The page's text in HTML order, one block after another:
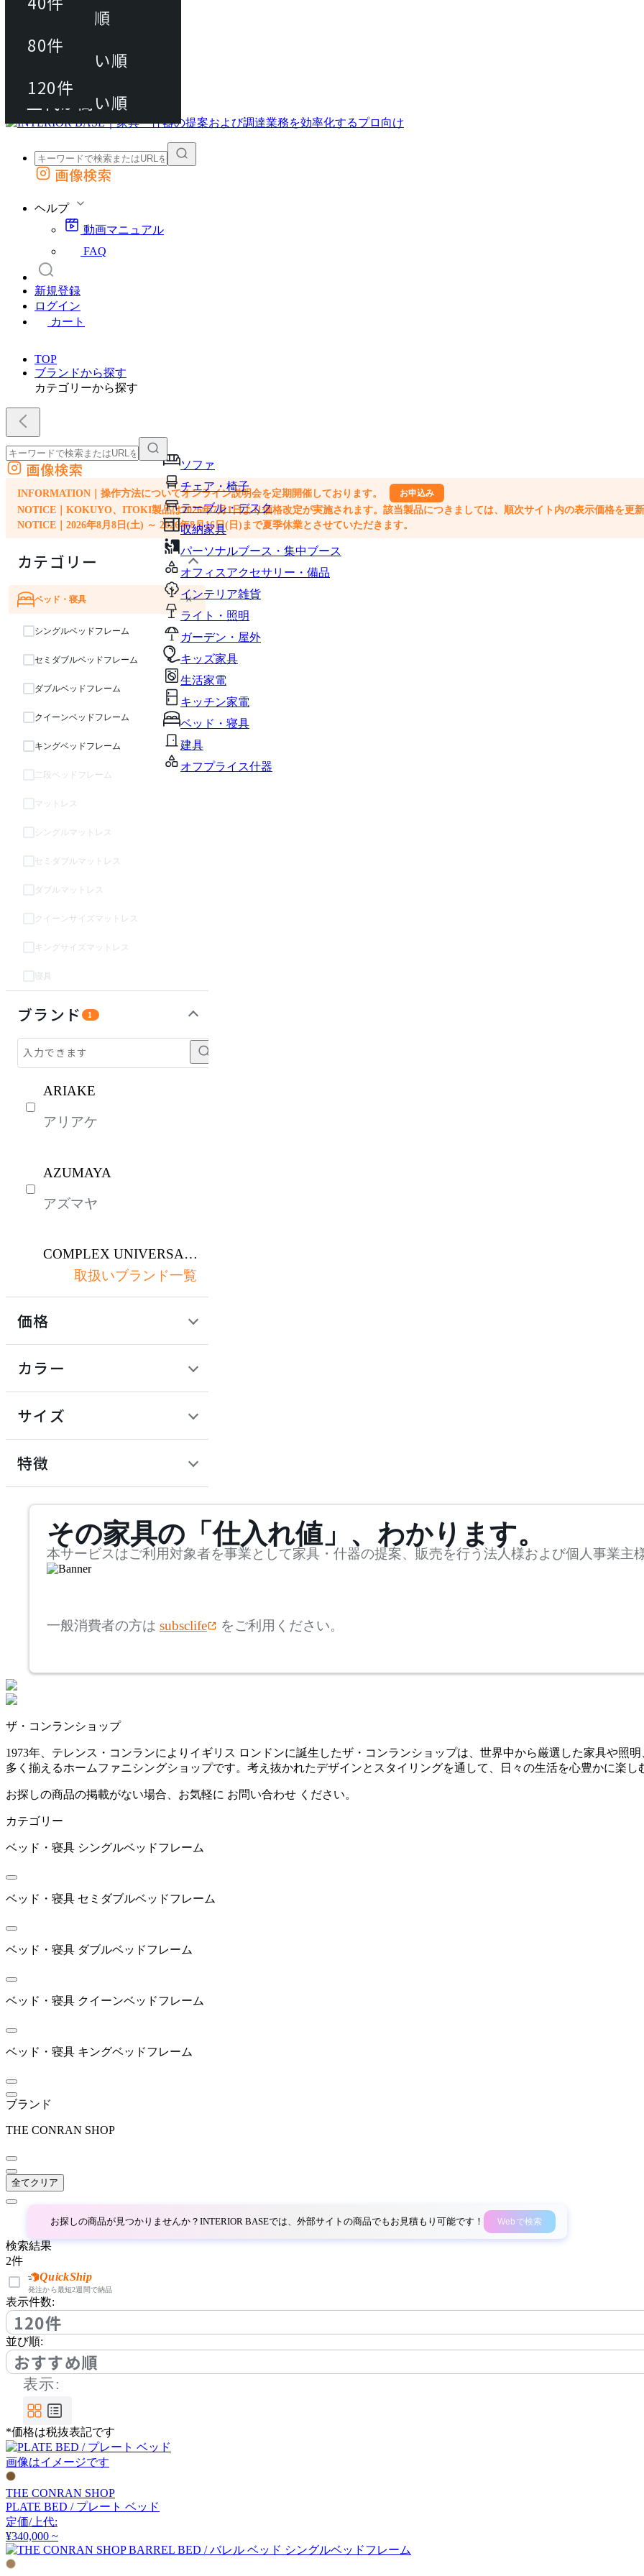
動画マニュアル
FAQ
カート
外部サイトの商品をカートに追加
画像検索
ヘルプ
動画マニュアル
FAQ
新規登録
ログイン
カート
TOP
ブランドから探す
カテゴリーから探す
ソファ
チェア・椅子
テーブル・デスク
収納家具
パーソナルブース・集中ブース
オフィスアクセサリー・備品
インテリア雑貨
ライト・照明
ガーデン・屋外
キッズ家具
生活家電
キッチン家電
ベッド・寝具
建具
オフプライス什器
外部サイトの商品をカートに追加
他のサイトで見つけた商品ページのURLを貼り付けて、カートに追加できます
画像検索
INFORMATION｜操作方法についてオンライン説明会を定期開催しております。 お申込み
NOTICE｜KOKUYO、ITOKI製品は2026年7月1日より価格改定が実施されます。該当製品につきましては、順次サイト内の表示価格を更新
NOTICE｜2026年8月8日(土) ～ 2026年8月16日(日)まで夏季休業とさせていただきます。
カテゴリー
ソファ
テーブル・デスク
収納家具
ライト・照明
ベッド・寝具 ×
シングルベッドフレーム
セミダブルベッドフレーム
ダブルベッドフレーム
クイーンベッドフレーム
キングベッドフレーム
二段ベッドフレーム
マットレス
シングルマットレス
セミダブルマットレス
ダブルマットレス
クイーンサイズマットレス
キングサイズマットレス
寝具
ブランド 1
ARIAKE
アリアケ
AZUMAYA
アズマヤ
COMPLEX UNIVERSAL
FURNITURE SUPPLY
コンプレックスユニバー
イ
カンディハウス
CRUSH CRASH PROJECT
ロジェクト
ドリームベッド
URNITURE
ジャーナルスタンダード
ファニチャー
MOEBE
ムーべ
NIHON BED
ポディウム
ルフ ベッテン
Serta
サータ
タカノモッコウ
ザ・コンランショップ
Utility
取扱いブランド一覧
価格
カラー
サイズ
mm
検索
~
~
特徴
その家具の「仕入れ値」、わかります。
本サービスはご利用対象者を事業として家具・什器の提案、販売を行う法人様および個人事業主
一般消費者の方は subsclife をご利用ください。
ザ・コンランショップ
1973年、テレンス・コンランによりイギリス ロンドンに誕生したザ・コンランショップは、世界中から厳選した家具や照
多く揃えるホームファニシングショップです。考え抜かれたデザインとスタイリングを通して、日々の生活を心豊かに楽し
お探しの商品の掲載がない場合、お気軽に お問い合わせ ください。
カテゴリー
ベッド・寝具 シングルベッドフレーム
ベッド・寝具 セミダブルベッドフレーム
ベッド・寝具 ダブルベッドフレーム
ベッド・寝具 クイーンベッドフレーム
ベッド・寝具 キングベッドフレーム
ブランド
THE CONRAN SHOP
全てクリア
お探しの商品が見つかりませんか？INTERIOR BASEでは、外部サイトの商品でもお見積もり可能です！ Webで検索
検索結果
2件
QuickShip
発注から最短2週間で納品
表示件数:
120件
80件
120件
並び順:
おすすめ順
おすすめ順
上代が安い順
上代が高い順
表示:
*価格は税抜表記です
画像はイメージです
THE CONRAN SHOP
PLATE BED / プレート ベッド
定価/上代:
¥340,000 ~
80件
120件